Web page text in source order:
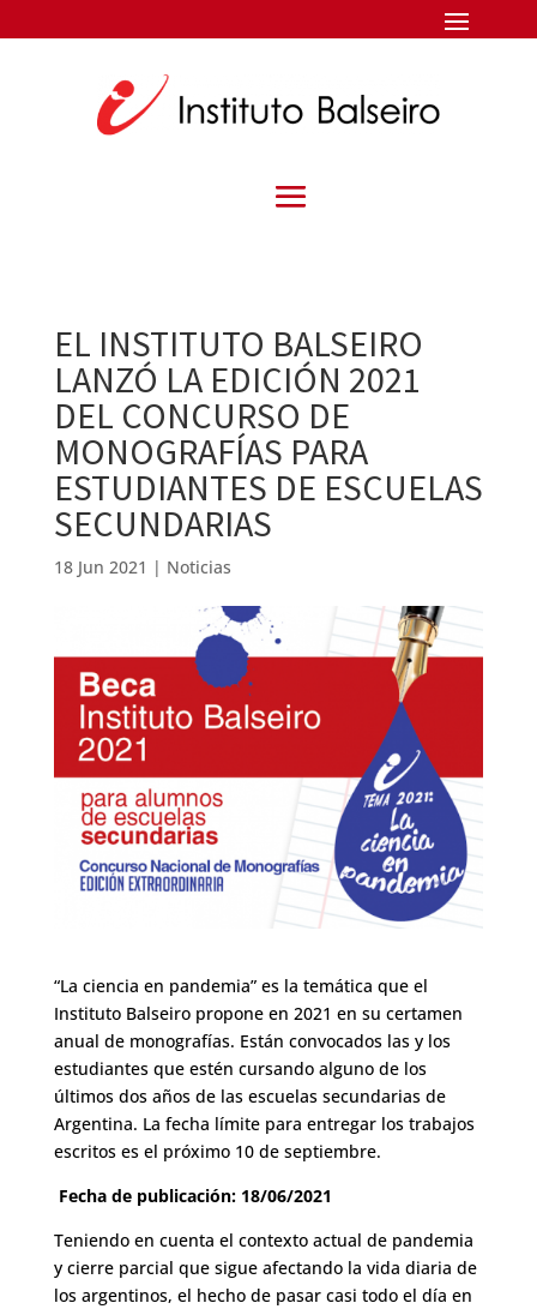
EL INSTITUTO BALSEIRO
LANZÓ LA EDICIÓN 2021
DEL CONCURSO DE
MONOGRAFÍAS PARA
ESTUDIANTES DE ESCUELAS
SECUNDARIAS
18 Jun 2021 | Noticias
“La ciencia en pandemia” es la temática que el
Instituto Balseiro propone en 2021 en su certamen
anual de monografías. Están convocados las y los
estudiantes que estén cursando alguno de los
últimos dos años de las escuelas secundarias de
Argentina. La fecha límite para entregar los trabajos
escritos es el próximo 10 de septiembre.
Fecha de publicación: 18/06/2021
Teniendo en cuenta el contexto actual de pandemia
y cierre parcial que sigue afectando la vida diaria de
los argentinos, el hecho de pasar casi todo el día en